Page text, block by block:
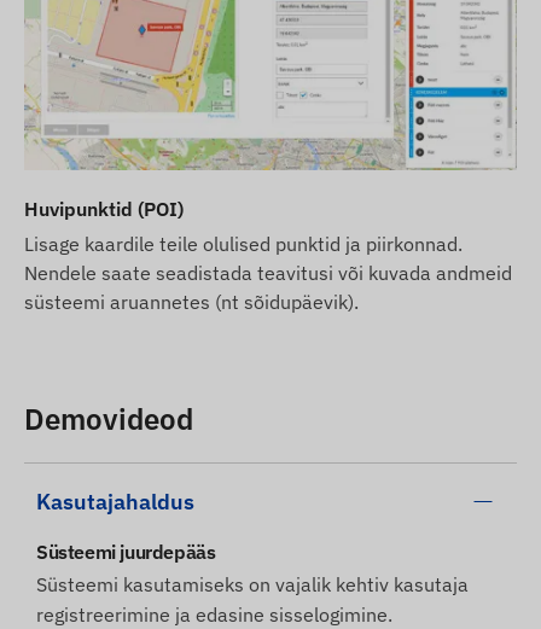
Huvipunktid (POI)
Lisage kaardile teile olulised punktid ja piirkonnad.
Nendele saate seadistada teavitusi või kuvada andmeid
süsteemi aruannetes (nt sõidupäevik).
Demovideod
Kasutajahaldus
Süsteemi juurdepääs
Süsteemi kasutamiseks on vajalik kehtiv kasutaja
registreerimine ja edasine sisselogimine.